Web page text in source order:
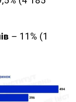
– 11% (1